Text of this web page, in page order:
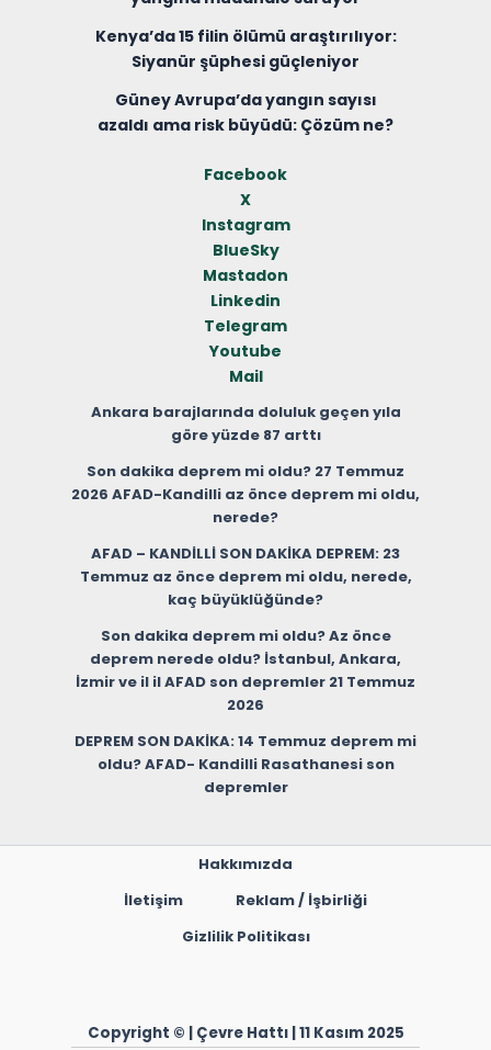
Kenya’da 15 filin ölümü araştırılıyor:
Siyanür şüphesi güçleniyor
Güney Avrupa’da yangın sayısı
azaldı ama risk büyüdü: Çözüm ne?
Facebook
X
Instagram
BlueSky
Mastadon
Linkedin
Telegram
Youtube
Mail
Ankara barajlarında doluluk geçen yıla
göre yüzde 87 arttı
Son dakika deprem mi oldu? 27 Temmuz
2026 AFAD-Kandilli az önce deprem mi oldu,
nerede?
AFAD – KANDİLLİ SON DAKİKA DEPREM: 23
Temmuz az önce deprem mi oldu, nerede,
kaç büyüklüğünde?
Son dakika deprem mi oldu? Az önce
deprem nerede oldu? İstanbul, Ankara,
İzmir ve il il AFAD son depremler 21 Temmuz
2026
DEPREM SON DAKİKA: 14 Temmuz deprem mi
oldu? AFAD- Kandilli Rasathanesi son
depremler
Hakkımızda
İletişim
Reklam / İşbirliği
Gizlilik Politikası
Copyright © | Çevre Hattı | 11 Kasım 2025